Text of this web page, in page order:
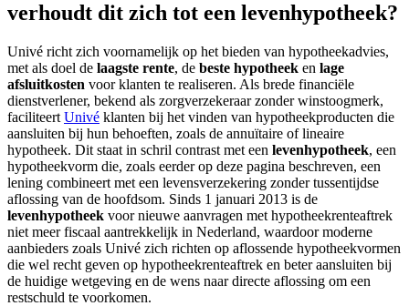
verhoudt dit zich tot een levenhypotheek?
Univé richt zich voornamelijk op het bieden van hypotheekadvies,
met als doel de laagste rente, de beste hypotheek en lage
afsluitkosten voor klanten te realiseren. Als brede financiële
dienstverlener, bekend als zorgverzekeraar zonder winstoogmerk,
faciliteert Univé klanten bij het vinden van hypotheekproducten die
aansluiten bij hun behoeften, zoals de annuïtaire of lineaire
hypotheek. Dit staat in schril contrast met een levenhypotheek, een
hypotheekvorm die, zoals eerder op deze pagina beschreven, een
lening combineert met een levensverzekering zonder tussentijdse
aflossing van de hoofdsom. Sinds 1 januari 2013 is de
levenhypotheek voor nieuwe aanvragen met hypotheekrenteaftrek
niet meer fiscaal aantrekkelijk in Nederland, waardoor moderne
aanbieders zoals Univé zich richten op aflossende hypotheekvormen
die wel recht geven op hypotheekrenteaftrek en beter aansluiten bij
de huidige wetgeving en de wens naar directe aflossing om een
restschuld te voorkomen.